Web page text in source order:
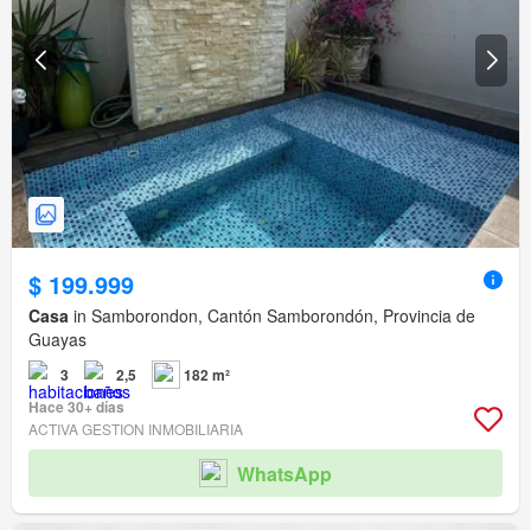
$ 199.999
Casa in Samborondon, Cantón Samborondón, Provincia de
Guayas
3 2,5
182 m²
Hace 30+ días
ACTIVA GESTION INMOBILIARIA
WhatsApp